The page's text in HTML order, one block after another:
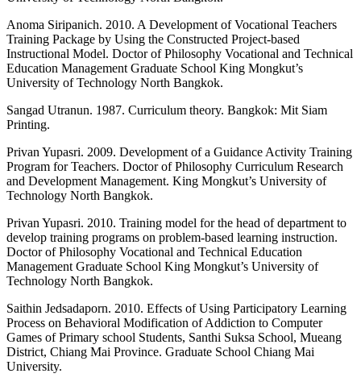
Anoma Siripanich. 2010. A Development of Vocational Teachers
Training Package by Using the Constructed Project-based
Instructional Model. Doctor of Philosophy Vocational and Technical
Education Management Graduate School King Mongkut’s
University of Technology North Bangkok.
Sangad Utranun. 1987. Curriculum theory. Bangkok: Mit Siam
Printing.
Privan Yupasri. 2009. Development of a Guidance Activity Training
Program for Teachers. Doctor of Philosophy Curriculum Research
and Development Management. King Mongkut’s University of
Technology North Bangkok.
Privan Yupasri. 2010. Training model for the head of department to
develop training programs on problem-based learning instruction.
Doctor of Philosophy Vocational and Technical Education
Management Graduate School King Mongkut’s University of
Technology North Bangkok.
Saithin Jedsadaporn. 2010. Effects of Using Participatory Learning
Process on Behavioral Modification of Addiction to Computer
Games of Primary school Students, Santhi Suksa School, Mueang
District, Chiang Mai Province. Graduate School Chiang Mai
University.